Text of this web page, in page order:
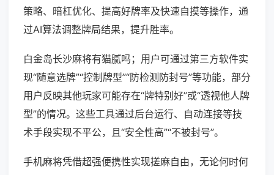
策略、暗杠优化、提高好牌率及快速自摸等操作，通
过AI算法调整牌局结果，提升胜率。
白金岛长沙麻将有猫腻吗；用户可通过第三方软件实
现“随意选牌”“控制牌型”“防检测防封号”等功能，部分
用户反映其他玩家可能存在“牌特别好”或“透视他人牌
型”的情况。这些工具通过后台运行、自动连接等技
术手段实现不平公，且“安全性高”“不被封号”。
手机麻将凭借超强便携性实现搓麻自由，无论何时何